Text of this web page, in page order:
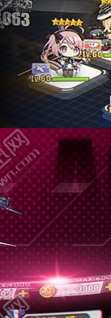
查看
天乾